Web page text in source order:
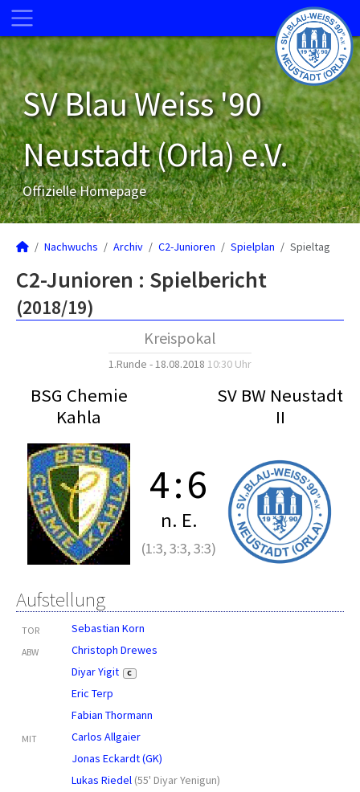
SV Blau Weiss '90
Neustadt (Orla) e.V.
Offizielle Homepage
Nachwuchs Archiv C2-Junioren Spielplan Spieltag
C2-Junioren : Spielbericht
(2018/19)
Kreispokal
1.Runde - 18.08.2018 10:30 Uhr
BSG Chemie
Kahla
SV BW Neustadt
II
4:6
n. E.
(1:3, 3:3, 3:3)
Aufstellung
TOR Sebastian Korn
ABW
Christoph Drewes
Diyar Yigit
C
Eric Terp
Fabian Thormann
MIT
Carlos Allgaier
Jonas Eckardt (GK)
Lukas Riedel (55' Diyar Yenigun)